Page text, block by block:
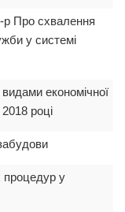
Про схвалення
у системі
економічної
році
процедур у